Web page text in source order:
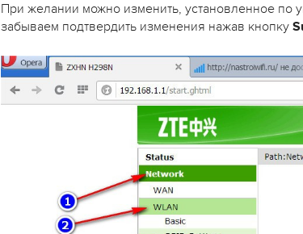
При желании можно изменить, установленное по
забываем подтвердить изменения нажав кнопку